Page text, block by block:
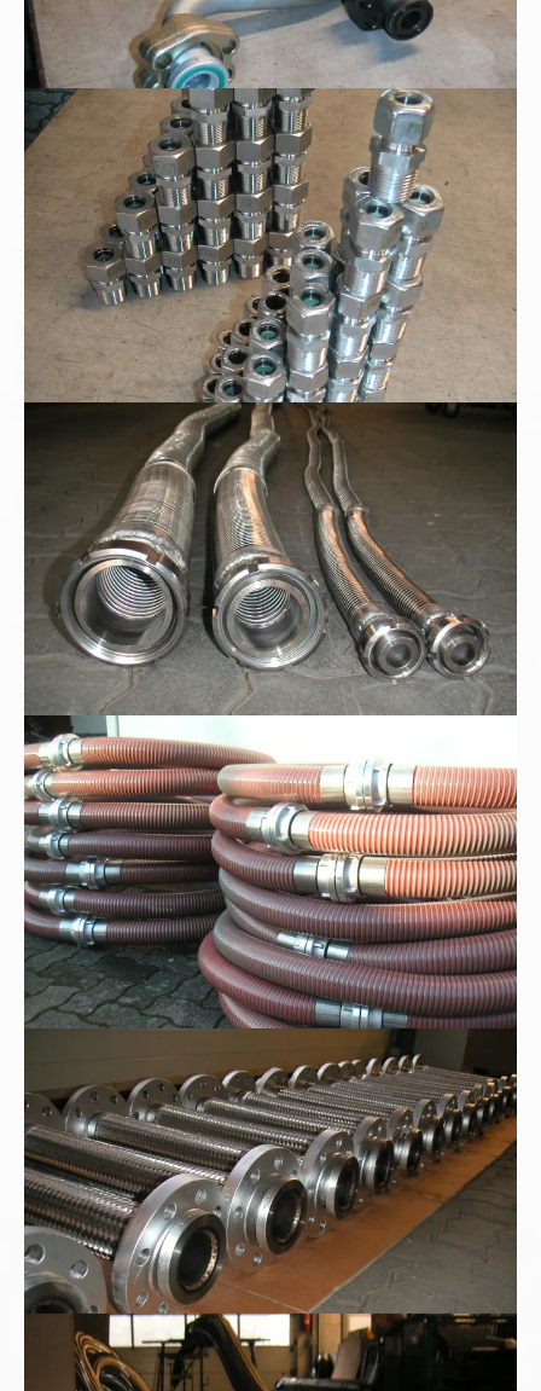
Edelstahl - Tauchrohrverschraubung
Metallschläuche mit Milchgewinde
Kunststoff-Spiralschläuche
Metall-Edelstahlwellschläuche
Sonderauftrag nach Kundenwunsch: